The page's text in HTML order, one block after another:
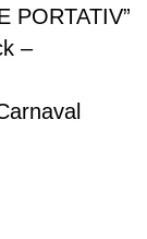
PORTATIV”
–